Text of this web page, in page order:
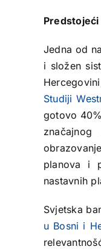
Jedna od
i složen
Studiji
gotovo
planova i
nastavnih
Svjetska
u Bosni i